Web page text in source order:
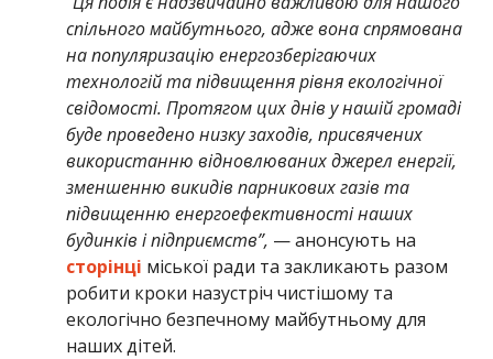
спільного майбутнього, адже вона спрямована
на популяризацію енергозберігаючих
технологій та підвищення рівня екологічної
свідомості. Протягом цих днів у нашій громаді
буде проведено низку заходів, присвячених
використанню відновлюваних джерел енергії,
зменшенню викидів парникових газів та
підвищенню енергоефективності наших
будинків і підприємств”, — анонсують на
сторінці міської ради та закликають разом
робити кроки назустріч чистішому та
екологічно безпечному майбутньому для
наших дітей.